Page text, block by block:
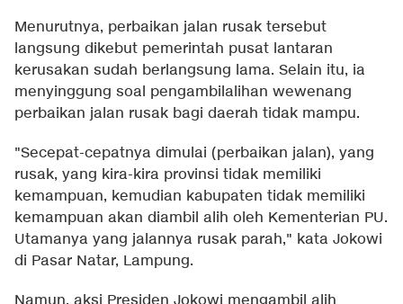
Menurutnya, perbaikan jalan rusak tersebut
langsung dikebut pemerintah pusat lantaran
kerusakan sudah berlangsung lama. Selain itu, ia
menyinggung soal pengambilalihan wewenang
perbaikan jalan rusak bagi daerah tidak mampu.
"Secepat-cepatnya dimulai (perbaikan jalan), yang
rusak, yang kira-kira provinsi tidak memiliki
kemampuan, kemudian kabupaten tidak memiliki
kemampuan akan diambil alih oleh Kementerian PU.
Utamanya yang jalannya rusak parah," kata Jokowi
di Pasar Natar, Lampung.